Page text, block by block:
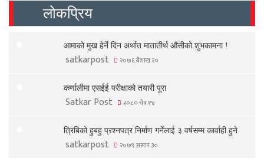
लोकप्रिय
आमाको मुख हेर्ने दिन अर्थात मातातीर्थ औंसीको शुभकामना !
satkarpost २०७६ बैशाख २०
कर्णालीमा एसईई परीक्षाको तयारी पूरा
Satkar Post २०८० चैत्र १४
त्रिबिको हुबहु प्रश्नपत्र निर्माण गर्नेलाई ३ वर्षसम्म कार्वाही हुने
satkarpost २०७९ असार ३०